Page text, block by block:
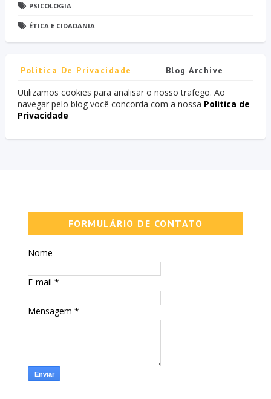
PSICOLOGIA
ÉTICA E CIDADANIA
Politica De Privacidade Blog Archive
Utilizamos cookies para analisar o nosso trafego. Ao
navegar pelo blog você concorda com a nossa Politica de
Privacidade
FORMULÁRIO DE CONTATO
Nome
E-mail*
Mensagem*